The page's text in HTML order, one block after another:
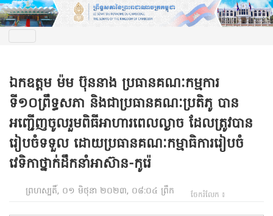
ឯកឧត្តម ម៉ម ប៊ុននាង ប្រធានគណៈកម្មការ
ទី១០ព្រឹទ្ធសភា និងជាប្រធានគណៈប្រតិភូ បាន
អញ្ជើញចូលរួមពិធីអាហារពេលល្ងាច ដែលត្រូវបាន
រៀបចំទទួល ដោយប្រធានគណៈកម្មាធិការរៀបចំ
វេទិកាថ្នាក់ដឹកនាំអាស៊ាន-កូរ៉េ
ព្រហស្បតិ៍, ០១ មិថុនា ២០២៣, ០៨:០៤ ព្រឹក ចែករំលែក ៖